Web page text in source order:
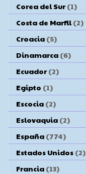
Corea del Sur (1)
Costa de Marfil (2)
Croacia (5)
Dinamarca (6)
Ecuador (2)
Egipto (1)
Escocia (2)
Eslovaquia (2)
España (774)
Estados Unidos (2)
Francia (13)